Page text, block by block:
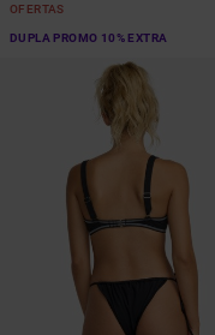
OFERTAS
DUPLA PROMO 10% EXTRA